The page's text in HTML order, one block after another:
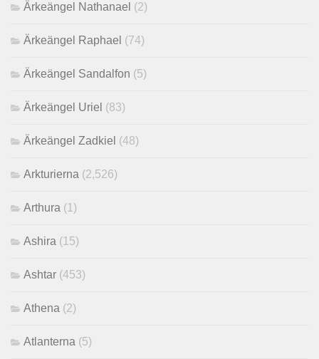
Ärkeängel Nathanael (2)
Ärkeängel Raphael (74)
Ärkeängel Sandalfon (5)
Ärkeängel Uriel (83)
Ärkeängel Zadkiel (48)
Arkturierna (2,526)
Arthura (1)
Ashira (15)
Ashtar (453)
Athena (2)
Atlanterna (5)